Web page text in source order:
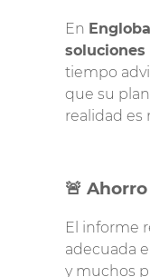
En
tiempo
que su
realidad es
🚨
El informe
adecuada
y muchos